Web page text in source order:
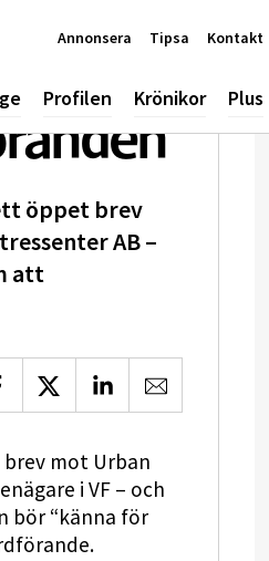
Profilen Krönikor Plus
Annonsera Tipsa Kontakt
öppet brev
AB –
att
Dela på Facebook
Dela på XDela på LinkedIn
Dela via e-post
mot Urban
i VF – och
bör “känna för